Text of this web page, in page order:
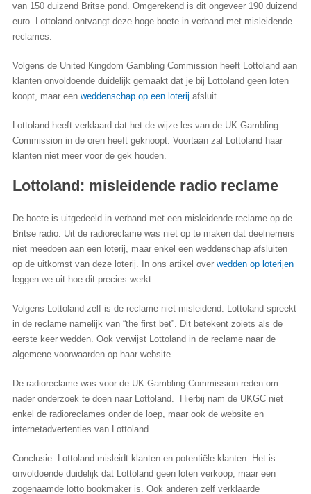
van 150 duizend Britse pond. Omgerekend is dit ongeveer 190 duizend
euro. Lottoland ontvangt deze hoge boete in verband met misleidende
reclames.
Volgens de United Kingdom Gambling Commission heeft Lottoland aan
klanten onvoldoende duidelijk gemaakt dat je bij Lottoland geen loten
koopt, maar een weddenschap op een loterij afsluit.
Lottoland heeft verklaard dat het de wijze les van de UK Gambling
Commission in de oren heeft geknoopt. Voortaan zal Lottoland haar
klanten niet meer voor de gek houden.
Lottoland: misleidende radio reclame
De boete is uitgedeeld in verband met een misleidende reclame op de
Britse radio. Uit de radioreclame was niet op te maken dat deelnemers
niet meedoen aan een loterij, maar enkel een weddenschap afsluiten
op de uitkomst van deze loterij. In ons artikel over wedden op loterijen
leggen we uit hoe dit precies werkt.
Volgens Lottoland zelf is de reclame niet misleidend. Lottoland spreekt
in de reclame namelijk van “the first bet”. Dit betekent zoiets als de
eerste keer wedden. Ook verwijst Lottoland in de reclame naar de
algemene voorwaarden op haar website.
De radioreclame was voor de UK Gambling Commission reden om
nader onderzoek te doen naar Lottoland. Hierbij nam de UKGC niet
enkel de radioreclames onder de loep, maar ook de website en
internetadvertenties van Lottoland.
Conclusie: Lottoland misleidt klanten en potentiële klanten. Het is
onvoldoende duidelijk dat Lottoland geen loten verkoop, maar een
zogenaamde lotto bookmaker is. Ook anderen zelf verklaarde